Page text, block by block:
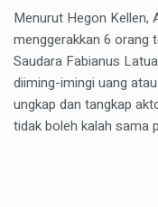
Menurut Hegon Kellen,
menggerakkan 6 orang
Saudara Fabianus
diiming-imingi uang
ungkap dan tangkap
tidak boleh kalah sama